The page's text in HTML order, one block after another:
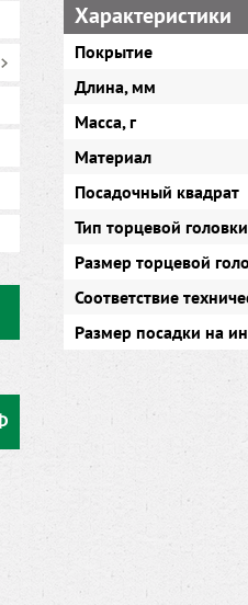
Характеристики
Покрытие
Длина, мм
Масса, г
Материал
Посадочный квадрат
Тип торцевой головки
Размер торцевой
Соответствие
Размер посадки на